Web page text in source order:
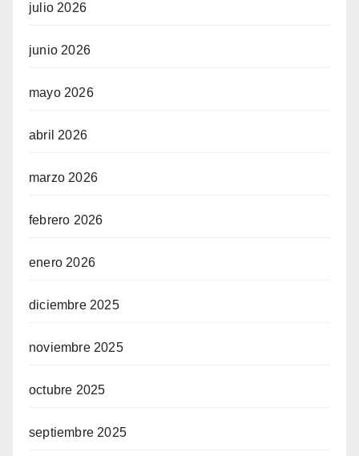
julio 2026
junio 2026
mayo 2026
abril 2026
marzo 2026
febrero 2026
enero 2026
diciembre 2025
noviembre 2025
octubre 2025
septiembre 2025